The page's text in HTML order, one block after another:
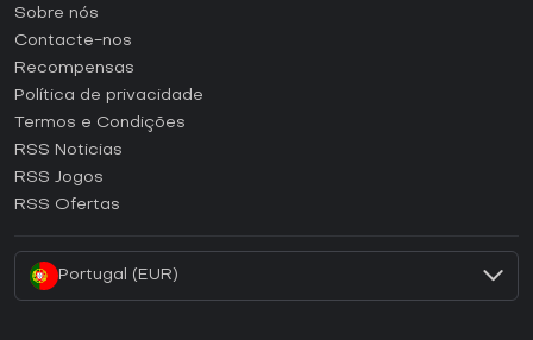
Como ativar uma CD Key Steam?
Como ativar uma CD Key Epic Games?
Como ativar uma CD Key GOG?
Como ativar uma CD Key Ubisoft Connect?
Sobre nós
Contacte-nos
Recompensas
Política de privacidade
Termos e Condições
RSS Noticias
RSS Jogos
RSS Ofertas
Portugal (EUR)